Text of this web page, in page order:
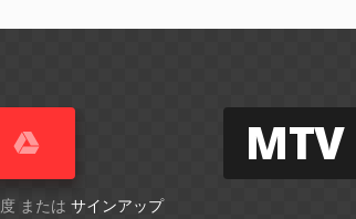
または サインアップ
MTV